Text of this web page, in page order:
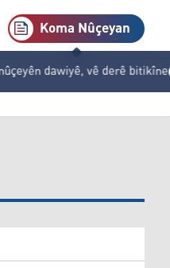
Koma Nûçeyan
dawiyê, vê derê bitikîne